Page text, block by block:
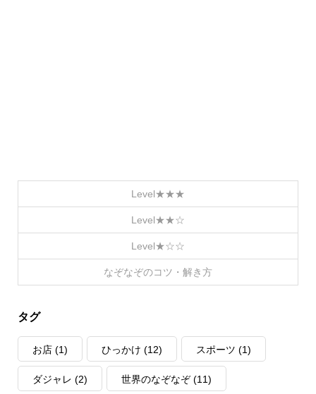
Level★★★
Level★★☆
Level★☆☆
なぞなぞのコツ・解き方
タグ
お店(1) ひっかけ (12) スポーツ (1)
ダジャレ (2) 世界のなぞなぞ(11)